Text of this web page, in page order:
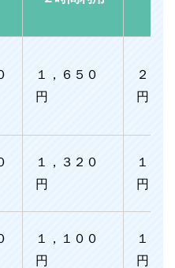
１，６５０
円
２，
円
１，３２０
円
１，
円
１，１００
円
１，
円